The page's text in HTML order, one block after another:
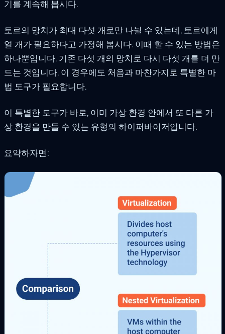
기를 계속해 봅시다.
토르의 망치가 최대 다섯 개로만 나뉠 수 있는데, 토르에게
열 개가 필요하다고 가정해 봅시다. 이때 할 수 있는 방법은
하나뿐입니다. 기존 다섯 개의 망치로 다시 다섯 개를 더 만
드는 것입니다. 이 경우에도 처음과 마찬가지로 특별한 마
법 도구가 필요합니다.
이 특별한 도구가 바로, 이미 가상 환경 안에서 또 다른 가
상 환경을 만들 수 있는 유형의 하이퍼바이저입니다.
요약하자면: